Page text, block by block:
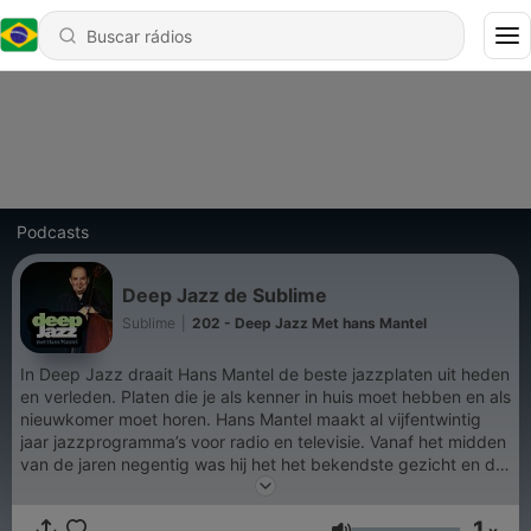
Podcasts
Deep Jazz de Sublime
Sublime 202 - Deep Jazz Met hans Mantel
In Deep Jazz draait Hans Mantel de beste jazzplaten uit heden
en verleden. Platen die je als kenner in huis moet hebben en als
nieuwkomer moet horen. Hans Mantel maakt al vijfentwintig
jaar jazzprogramma’s voor radio en televisie. Vanaf het midden
van de jaren negentig was hij het het bekendste gezicht en de
bekendste stem voor jazz in Nederland. Als professioneel